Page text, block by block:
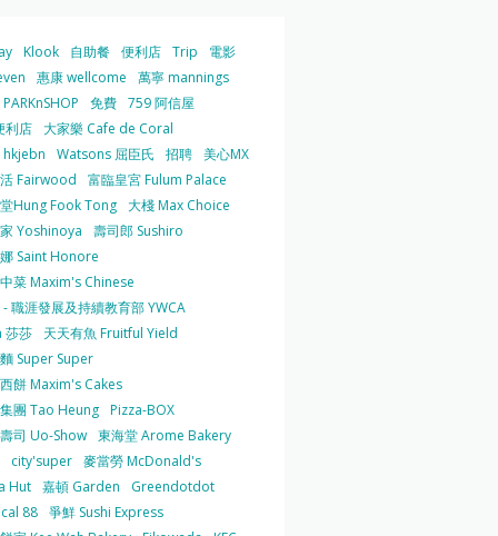
Klook 自助餐 便利店 Trip
電影
惠康 wellcome
萬寧 mannings
免費 759 阿信屋
利店 大家樂 Cafe de Coral
hkjebn
Watsons 屈臣氏 招聘 美心MX
Fairwood
富臨皇宮 Fulum Palace
Hung Fook Tong 大棧 Max Choice
Yoshinoya
壽司郎 Sushiro
Saint Honore
菜 Maxim's Chinese
職涯發展及持續教育部 YWCA
莎莎
天天有魚 Fruitful Yield
Super Super
餅 Maxim's Cakes
團 Tao Heung Pizza-BOX
司 Uo-Show 東海堂 Arome Bakery
city'super 麥當勞 McDonald's
Hut 嘉頓 Garden
Greendotdot
88 爭鮮 Sushi Express